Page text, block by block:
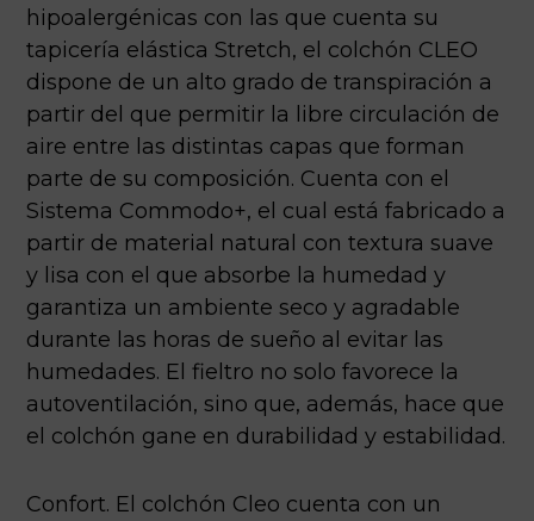
hipoalergénicas con las que cuenta su
tapicería elástica Stretch, el colchón CLEO
dispone de un alto grado de transpiración a
partir del que permitir la libre circulación de
aire entre las distintas capas que forman
parte de su composición. Cuenta con el
Sistema Commodo+, el cual está fabricado a
partir de material natural con textura suave
y lisa con el que absorbe la humedad y
garantiza un ambiente seco y agradable
durante las horas de sueño al evitar las
humedades. El fieltro no solo favorece la
autoventilación, sino que, además, hace que
el colchón gane en durabilidad y estabilidad.
Confort. El colchón Cleo cuenta con un